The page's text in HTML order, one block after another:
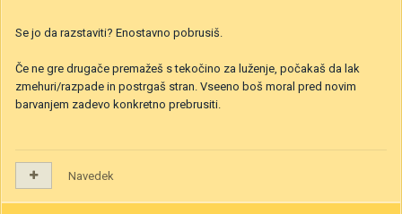
Se jo da razstaviti? Enostavno pobrusiš.
Če ne gre drugače premažeš s tekočino za luženje, počakaš da lak
zmehuri/razpade in postrgaš stran. Vseeno boš moral pred novim
barvanjem zadevo konkretno prebrusiti.
Navedek